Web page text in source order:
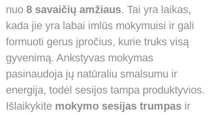
nuo 8 savaičių amžiaus. Tai yra laikas,
kada jie yra labai imlūs mokymuisi ir gali
formuoti gerus įpročius, kurie truks visą
gyvenimą. Ankstyvas mokymas
pasinaudoja jų natūraliu smalsumu ir
energija, todėl sesijos tampa produktyvios.
Išlaikykite mokymo sesijas trumpas ir